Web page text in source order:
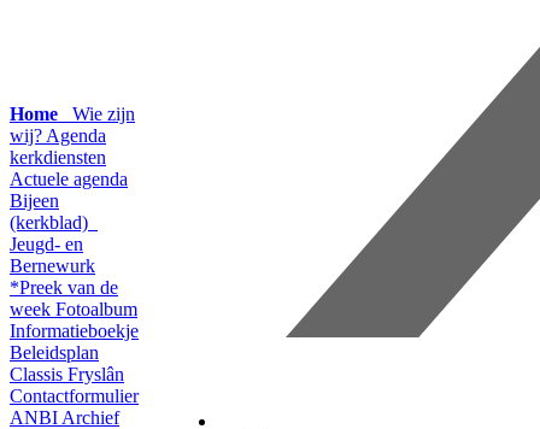
Home
Wie zijn
wij? Agenda
kerkdiensten
Actuele agenda
Bijeen
(kerkblad)
Jeugd- en
Bernewurk
*Preek van de
week Fotoalbum
Informatieboekje
Beleidsplan
Classis Fryslân
Contactformulier
ANBI Archief